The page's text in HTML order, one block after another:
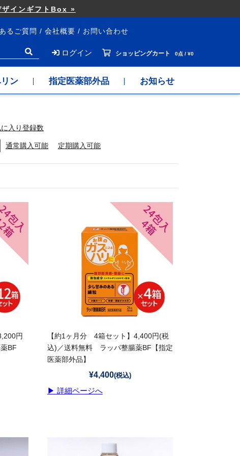
ザインギフトBox »
るご質問 会社概要 お問い合わせ
ログイン ショッピングカート 0点 / ¥0
ン 指定医薬部外品 お知らせ
入り登録数
通常購入可能 定期購入可能
円
BF
【約1ヶ月分 4箱セット】4,400円(税
込)／送料無料 ラッパ整腸薬BF【指定
医薬部外品】
¥4,400(税込)
▶ 詳細ページへ